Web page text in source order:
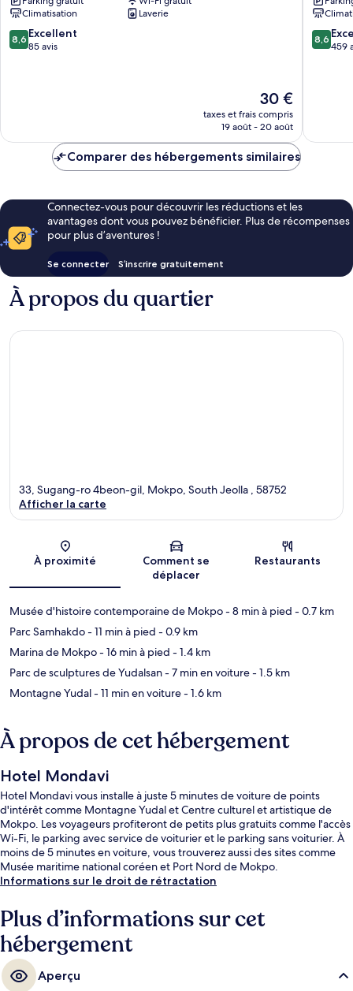
Climatisation
Laverie
8.6
sur
8,6 Excellent
85 avis
Le
nouveau
prix
de
30 €
taxes et frais compris
19 août - 20 août
8.6
sur
8,6
459
Comparer des hébergements similaires
Connectez-vous pour découvrir les réductions et les
avantages dont vous pouvez bénéficier. Plus de récompenses
pour plus d’aventures !
Se connecter S’inscrire gratuitement
À propos du quartier
Carte
33, Sugang-ro 4beon-gil, Mokpo, South Jeolla , 58752
Afficher la carte
À proximité
Comment se
déplacer
Restaurants
Musée d'histoire contemporaine de Mokpo- 8 min à pied - 0.7 km
Parc Samhakdo- 11 min à pied - 0.9 km
Marina de Mokpo- 16 min à pied - 1.4 km
Parc de sculptures de Yudalsan- 7 min en voiture- 1.5 km
Montagne Yudal- 11 min en voiture- 1.6 km
À propos de cet hébergement
Hotel Mondavi
Hotel Mondavi vous installe à juste 5 minutes de voiture de points
d'intérêt comme Montagne Yudal et Centre culturel et artistique de
Mokpo. Les voyageurs profiteront de petits plus gratuits comme l'accès
Wi-Fi, le parking avec service de voiturier et le parking sans voiturier. À
moins de 5 minutes en voiture, vous trouverez aussi des sites comme
Musée maritime national coréen et Port Nord de Mokpo.
Informations sur le droit de rétractation
Plus d’informations sur cet
hébergement
Aperçu